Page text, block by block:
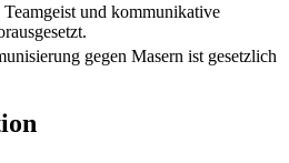
Teamgeist und kommunikative
gegen Masern ist gesetzlich